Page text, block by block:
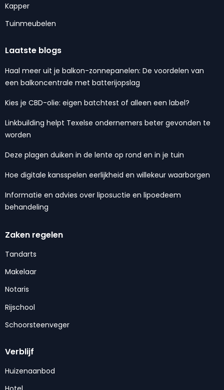
Kapper
Tuinmeubelen
Laatste blogs
Haal meer uit je balkon-zonnepanelen: De voordelen van
een balkoncentrale met batterijopslag
Kies je CBD-olie: eigen batchtest of alleen een label?
Linkbuilding helpt Texelse ondernemers beter gevonden te
worden
Deze plagen duiken in de lente op rond en in je tuin
Hoe digitale kansspelen eerlijkheid en willekeur waarborgen
Informatie en advies over liposuctie en lipoedeem
behandeling
Zaken regelen
Tandarts
Makelaar
Notaris
Rijschool
Schoorsteenveger
Verblijf
Huizenaanbod